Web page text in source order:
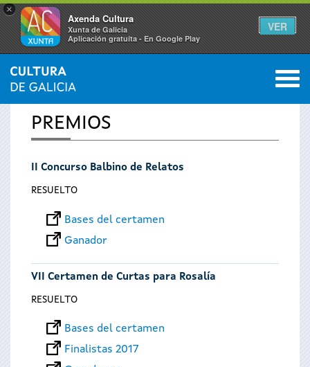
×
Axenda Cultura
Xunta de Galicia
Aplicación gratuíta - En Google Play
VER
Se
encuentra
usted
INICIO 0
PREMIOS
II Concurso Balbino de Relatos
RESUELTO
Bases del certamen
Ganador
VII Certamen de Curtas para Rosalía
RESUELTO
Bases del certamen
Finalistas 2017